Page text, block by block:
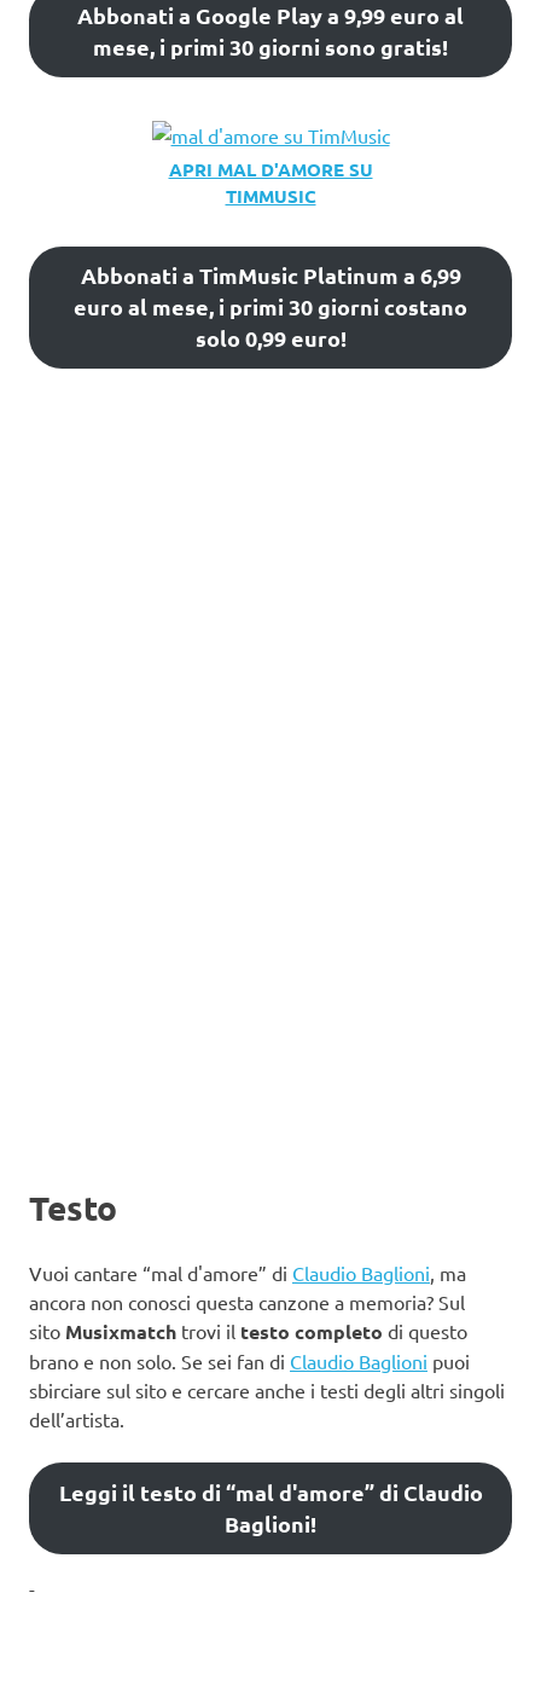
Abbonati a Google Play a 9,99 euro al
mese, i primi 30 giorni sono gratis!
APRI MAL D'AMORE SU
TIMMUSIC
Abbonati a TimMusic Platinum a 6,99
euro al mese, i primi 30 giorni costano
solo 0,99 euro!
Testo
Vuoi cantare “mal d'amore” di Claudio Baglioni, ma
ancora non conosci questa canzone a memoria? Sul
sito Musixmatch trovi il testo completo di questo
brano e non solo. Se sei fan di Claudio Baglioni puoi
sbirciare sul sito e cercare anche i testi degli altri singoli
dell’artista.
Leggi il testo di “mal d'amore” di Claudio
Baglioni!
-